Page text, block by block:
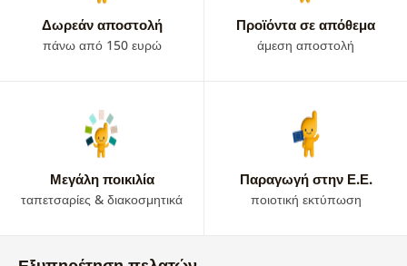
Δωρεάν αποστολή
πάνω από 150 ευρώ
Προϊόντα σε απόθεμα
άμεση αποστολή
Μεγάλη ποικιλία
ταπετσαρίες & διακοσμητικά
Παραγωγή στην Ε.Ε.
ποιοτική εκτύπωση